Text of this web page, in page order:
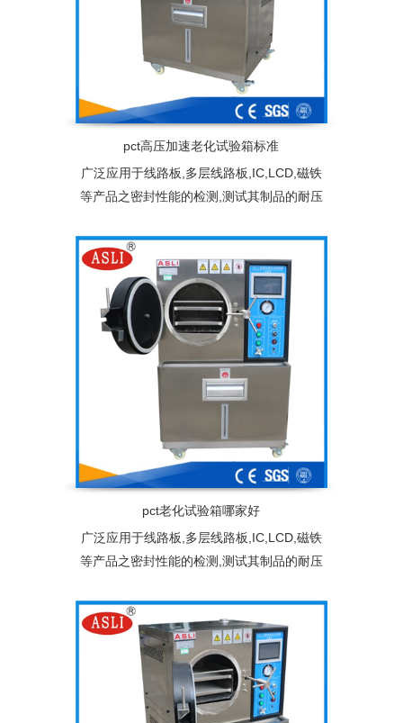
pct高压加速老化试验箱标准
广泛应用于线路板,多层线路板,IC,LCD,磁铁
等产品之密封性能的检测,测试其制品的耐压
环境应力(如：温度)与工作应力(施加给产品
的电压、负荷等)，加快试验过程，缩短产品
或系统的寿命试验时间
pct老化试验箱哪家好
广泛应用于线路板,多层线路板,IC,LCD,磁铁
等产品之密封性能的检测,测试其制品的耐压
环境应力(如：温度)与工作应力(施加给产品
的电压、负荷等)，加快试验过程，缩短产品
或系统的寿命试验时间